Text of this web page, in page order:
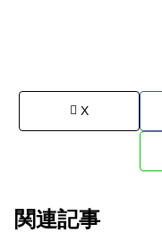
X
関連記事